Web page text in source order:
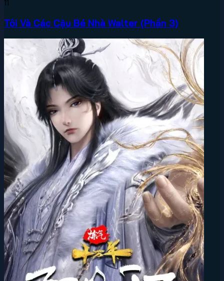
11
Tôi Và Các Cậu Bé Nhà Walter (Phần 3)